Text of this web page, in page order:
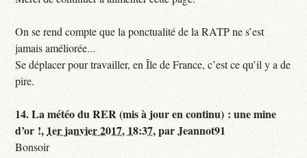
On se rend compte que la ponctualité de la RATP ne s’est
jamais améliorée...
Se déplacer pour travailler, en Île de France, c’est ce qu’il y a de
pire.
14.La météo du RER (mis à jour en continu) : une mine
d’or !, 1er janvier 2017, 18:37,parJeannot91
Bonsoir